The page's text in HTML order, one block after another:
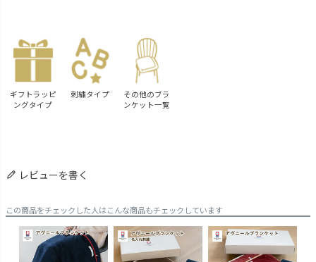
ギフトラッピ
ングタイプ
刺繍タイプ
その他のブラ
ンケット一覧
レビューを書く
この商品をチェックした人はこんな商品もチェックしています